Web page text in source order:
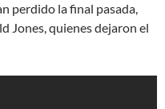
perdido la final pasada,
Jones, quienes dejaron el